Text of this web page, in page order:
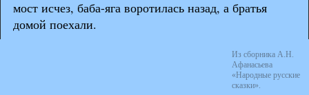
мост исчез, баба-яга воротилась назад, а братья
домой поехали.
Из сборника А.Н.
Афанасьева
«Народные русские
сказки».